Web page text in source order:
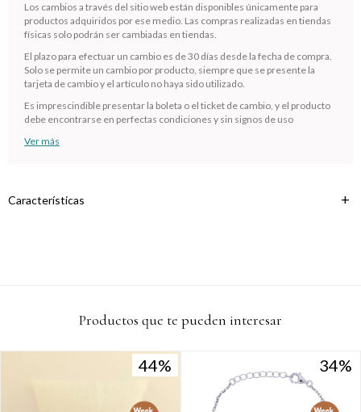
Los cambios a través del sitio web están disponibles únicamente para
productos adquiridos por ese medio. Las compras realizadas en tiendas
físicas solo podrán ser cambiadas en tiendas.
El plazo para efectuar un cambio es de 30 días desde la fecha de compra.
Solo se permite un cambio por producto, siempre que se presente la
tarjeta de cambio y el artículo no haya sido utilizado.
Es imprescindible presentar la boleta o el ticket de cambio, y el producto
debe encontrarse en perfectas condiciones y sin signos de uso
Ver más
Características
Productos que te pueden interesar
44
44 34
34
Comprá ahora y Pagá
Después, hasta en 12
¡Sumate a la forma más ágil de comprar!
Comprá en 3 cuotas sin recargo o hasta en 12
cuotas * ¡Solo con tu cédula!
* sujeto aprobación crediticia.
Después:
Estás calificado para comprar usando Pago